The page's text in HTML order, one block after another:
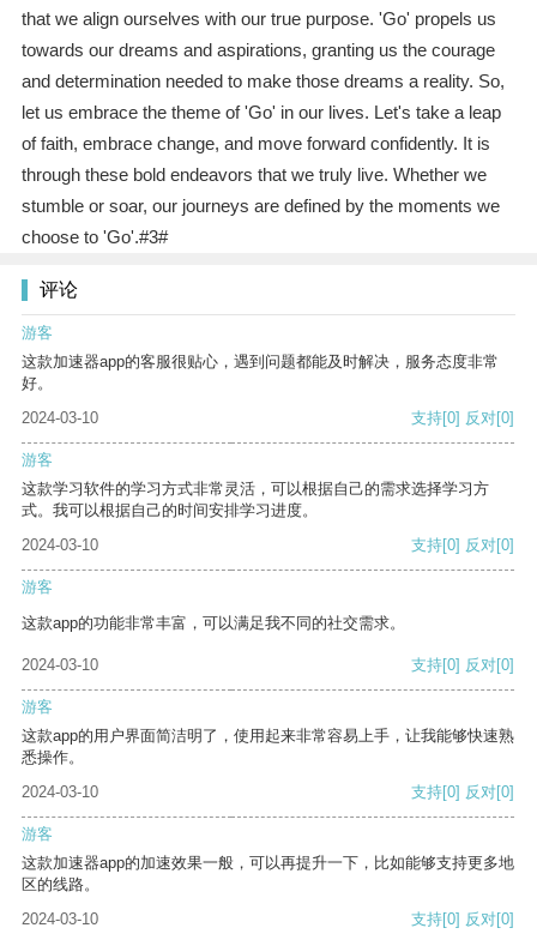
that we align ourselves with our true purpose. 'Go' propels us
towards our dreams and aspirations, granting us the courage
and determination needed to make those dreams a reality. So,
let us embrace the theme of 'Go' in our lives. Let's take a leap
of faith, embrace change, and move forward confidently. It is
through these bold endeavors that we truly live. Whether we
stumble or soar, our journeys are defined by the moments we
choose to 'Go'.#3#
评论
游客
这款加速器app的客服很贴心，遇到问题都能及时解决，服务态度非常
好。
2024-03-10
支持[0] 反对[0]
游客
这款学习软件的学习方式非常灵活，可以根据自己的需求选择学习方
式。我可以根据自己的时间安排学习进度。
2024-03-10
支持[0] 反对[0]
游客
这款app的功能非常丰富，可以满足我不同的社交需求。
2024-03-10 支持[0] 反对[0]
游客
这款app的用户界面简洁明了，使用起来非常容易上手，让我能够快速熟
悉操作。
2024-03-10
支持[0] 反对[0]
游客
这款加速器app的加速效果一般，可以再提升一下，比如能够支持更多地
区的线路。
2024-03-10
支持[0] 反对[0]